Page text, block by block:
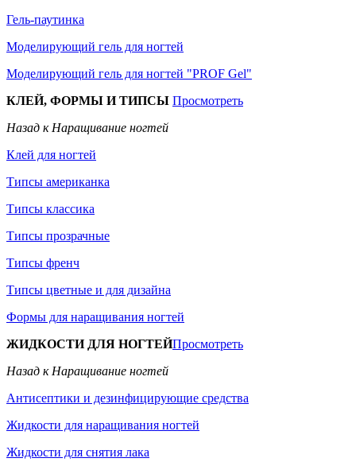
Гель-паутинка
Моделирующий гель для ногтей
Моделирующий гель для ногтей "PROF Gel"
КЛЕЙ, ФОРМЫ И ТИПСЫ Просмотреть
Назад к Наращивание ногтей
Клей для ногтей
Типсы американка
Типсы классика
Типсы прозрачные
Типсы френч
Типсы цветные и для дизайна
Формы для наращивания ногтей
ЖИДКОСТИ ДЛЯ НОГТЕЙПросмотреть
Назад к Наращивание ногтей
Антисептики и дезинфицирующие средства
Жидкости для наращивания ногтей
Жидкости для снятия лака